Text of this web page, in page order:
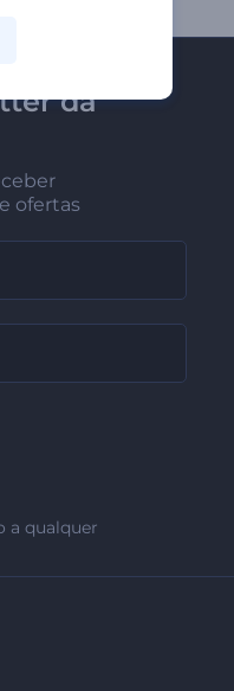
da
ofertas
a qualquer